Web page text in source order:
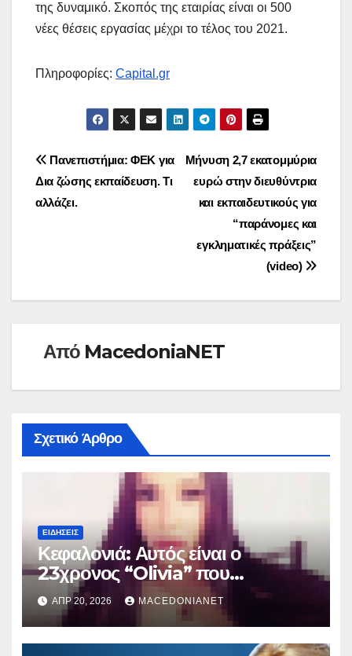
της δυναμικό. Σκοπός της εταιρίας είναι οι 500
νέες θέσεις εργασίας μέχρι το τέλος του 2021.
Πληροφορίες: Capital.gr
Πλοήγηση
άρθρων
Μήνυση 2,7 εκατομμύρια
ευρώ στην διευθύντρια
και εκπαιδευτικούς για
“παράνομες και
εγκληματικές πράξεις”
(video)
Πανεπιστήμια: ΦΕΚ για
Δια ζώσης εκπαίδευση. Τι
αλλάζει.
Από MacedoniaNET
Σχετικό Άρθρο
ΕΙΔΉΣΕΙΣ
Κεφαλονιά: Αυτός είναι ο
23χρονος “Olivia” που
κατηγορείται για τον θάνατο της
Μυρτούς
ΑΠΡ 20, 2026 MACEDONIANET